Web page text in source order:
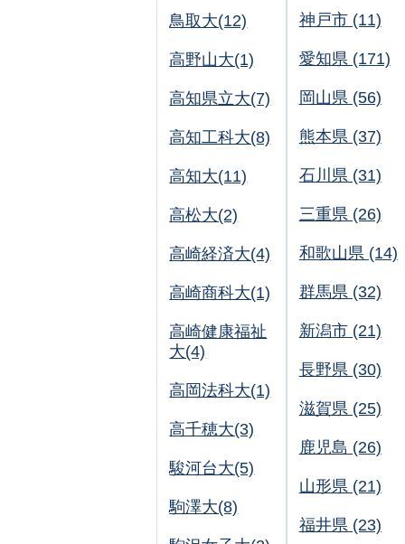
鳥取大(12)
高野山大(1)
高知県立大(7)
高知工科大(8)
高知大(11)
高松大(2)
高崎経済大(4)
高崎商科大(1)
高崎健康福祉
大(4)
高岡法科大(1)
高千穂大(3)
駿河台大(5)
駒澤大(8)
神戸市 (11)
愛知県 (171)
岡山県 (56)
熊本県 (37)
石川県 (31)
三重県 (26)
和歌山県 (14)
群馬県 (32)
新潟市 (21)
長野県 (30)
滋賀県 (25)
鹿児島 (26)
山形県 (21)
福井県 (23)